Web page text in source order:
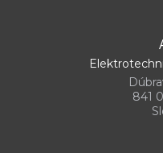
841